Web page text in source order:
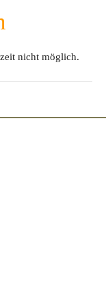
nicht möglich.